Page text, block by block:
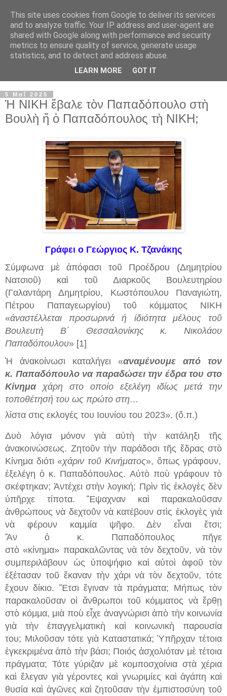
5 Μαΐ 2025
Ἡ ΝΙΚΗ ἔβαλε τὸν Παπαδόπουλο στὴ
Βουλὴ ἤ ὁ Παπαδόπουλος τὴ ΝΙΚΗ;
Γράφει ο Γεώργιος Κ. Τζανάκης
Σύμφωνα μὲ ἀπόφασι τοῦ Προέδρου (Δημητρίου
Νατσιοῦ) καὶ τοῦ Διαρκοῦς Βουλευτηρίου
(ΓαλαντάρηΔημητρίου, Κωστόπουλου Παναγιώτη,
Πέτρου Παπαγεωργίου) τοῦ κόμματος ΝΙΚΗ
«ἀναστέλλεται προσωρινά ἡ ἰδιότητα μέλους τοῦ
Βουλευτὴ Β΄ Θεσσαλονίκης κ. Νικολάου
Παπαδόπουλου» [1]
Ἡ ἀνακοίνωσι καταλήγει «αναμένουμε από τον
κ. Παπαδόπουλο να παραδώσει την έδρα του στο
Κίνημαχάρη στο οποίο εξελέγη ιδίως μετά την
τοποθέτησή του ως πρώτο στη…
λίστα στις εκλογές του Ιουνίου του 2023». (ὅ.π.)
Δυὸ λόγια μόνονγιὰ αὐτὴ τὴν κατάληξι τῆς
ἀνακοινώσεως. Ζητοῦν τὴν παράδοσι τῆς ἔδρας στὸ
Κίνημα διότι «χάριν τοῦ Κινήματος», ὅπως γράφουν,
ἐξελέγη ὁ κ. Παπαδόπουλος. Αὐτὸ ποὺ γράφουν τὸ
σκέφτηκαν; Ἀντέχει στὴν λογική; Πρὶν τὶς ἐκλογὲς δὲν
ὑπῆρχε τίποτα. Ἔψαχναν καὶ παρακαλοῦσαν
ἀνθρώπους νὰ δεχτοῦν νὰ κατέβουν στὶς ἐκλογὲς γιὰ
νὰ φέρουν καμμίαψῆφο. Δὲν εἶναι ἔτσι;
Ἄν ὁ κ. Παπαδόπουλος πῆγε
στὸ«κίνημα» παρακαλῶντας νὰ τὸν δεχτοῦν, νὰ τὸν
συμπεριλάβουν ὡς ὑποψήφιο καὶ αὐτοὶ ἀφοῦ τὸν
ἐξέτασαν τοῦ ἔκαναν τὴν χάρι νὰ τὸν δεχτοῦν, τότε
ἔχουν δίκιο. Ἔτσι ἔγιναν τὰ πράγματα; Μήπως τὸν
παρακαλοῦσανοἱ ἄνθρωποι τοῦ κόμματος νὰ ἔρθῃ
στὸ κόμμα, μιὰ ποὺ εἶχε ἀναγνώρισι ἀπὸ τὴν κοινωνία
γιὰ τὴν ἐπαγγελματικὴ καὶ κοινωνικὴ παρουσία
του; Μιλοῦσαν τότε γιὰ Καταστατικά; Ὑπῆρχαν τέτοια
ἐγκεκριμένα ἀπὸ τὴν βάσι; Ποιός ἀσχολιόταν μὲ τέτοια
πράγματα; Τότε γύριζαν μὲ κομποσχοίνια στὰ χέρια
καὶ ἔλεγαν γιὰ γέροντες καὶ γνωριμίες καὶ ἀγάπη καὶ
θυσία καὶ ἀγῶνες καὶ ζητοῦσαν τὴν ἐμπιστοσύνη τοῦ
This site uses cookies from Google to deliver its services
and to analyze traffic. Your IP address and user-agent are
shared with Google along with performance and security
metrics to ensure quality of service, generate usage
statistics, and to detect and address abuse.
LEARN MORE GOT IT